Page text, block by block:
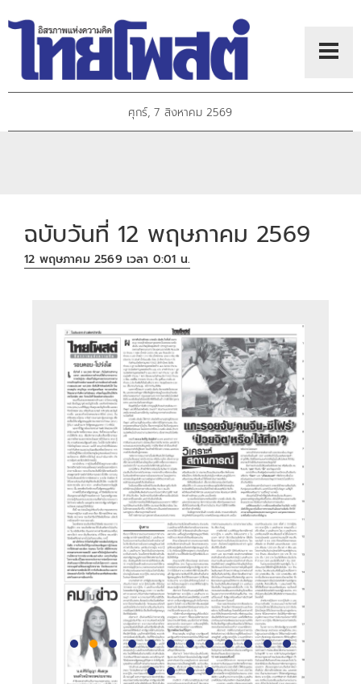
ศุกร์, 7 สิงหาคม 2569
ฉบับวันที่ 12 พฤษภาคม 2569
12 พฤษภาคม 2569 เวลา 0:01 น.